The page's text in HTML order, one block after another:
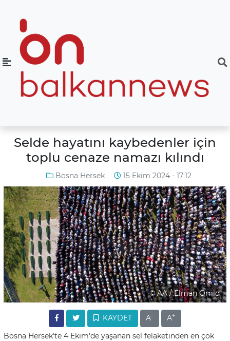
Selde hayatını kaybedenler için
toplu cenaze namazı kılındı
Bosna Hersek 15 Ekim 2024 - 17:12
© AA / Elman Omic
KAYDET A- A+
Bosna Hersek'te 4 Ekim'de yaşanan sel felaketinden en çok